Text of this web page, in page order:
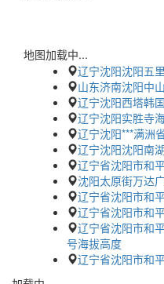
地图加载中...
辽宁沈阳沈阳五
山东济南沈阳中
辽宁沈阳西塔韩
辽宁沈阳实胜寺
辽宁沈阳***满洲
辽宁沈阳沈阳南
辽宁省沈阳市和
沈阳太原街万达
辽宁省沈阳市和
辽宁省沈阳市和
辽宁省沈阳市和
号海拔高度
辽宁省沈阳市和